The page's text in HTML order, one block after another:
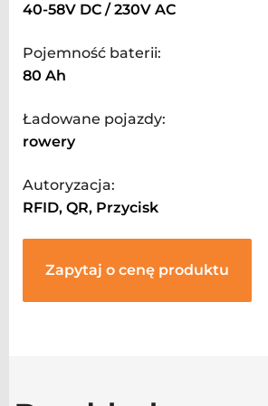
40-58V DC / 230V AC
Pojemność baterii:
80 Ah
Ładowane pojazdy:
rowery
Autoryzacja:
RFID, QR, Przycisk
Zapytaj o cenę produktu